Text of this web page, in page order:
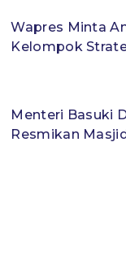
Wapres Minta
Kelompok
Menteri Basuki
Resmikan